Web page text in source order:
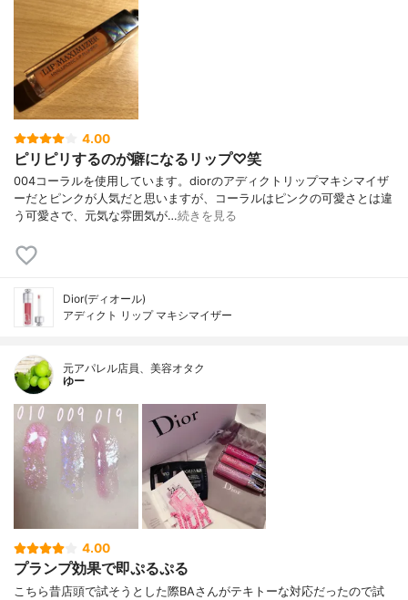
4.00
ピリピリするのが癖になるリップ♡笑
004コーラルを使用しています。diorのアディクトリップマキシマイザ
ーだとピンクが人気だと思いますが、コーラルはピンクの可愛さとは違
う可愛さで、元気な雰囲気が…続きを見る
Dior(ディオール)
アディクト リップ マキシマイザー
元アパレル店員、美容オタク
ゆー
4.00
プランプ効果で即ぷるぷる
こちら昔店頭で試そうとした際BAさんがテキトーな対応だったので試